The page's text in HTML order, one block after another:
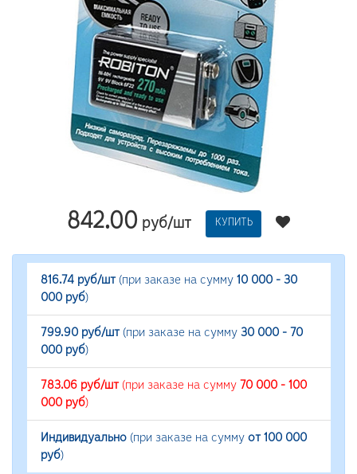
842.00 руб/шт КУПИТЬ
816.74 руб/шт(при заказе на сумму 10 000 - 30
000 руб)
799.90 руб/шт(при заказе на сумму 30 000 - 70
000 руб)
783.06 руб/шт(при заказе на сумму 70 000 - 100
000 руб)
Индивидуально (при заказе на сумму от 100 000
руб)